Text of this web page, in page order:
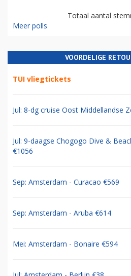
Totaal aantal
Meer polls
VOORDELIGE
TUI vliegtickets
Jul: 8-dg cruise Oost Middellandse
Jul: 9-daagse Chogogo Dive &
€1056
Sep: Amsterdam - Curacao €569
Sep: Amsterdam - Aruba €614
Mei: Amsterdam - Bonaire €594